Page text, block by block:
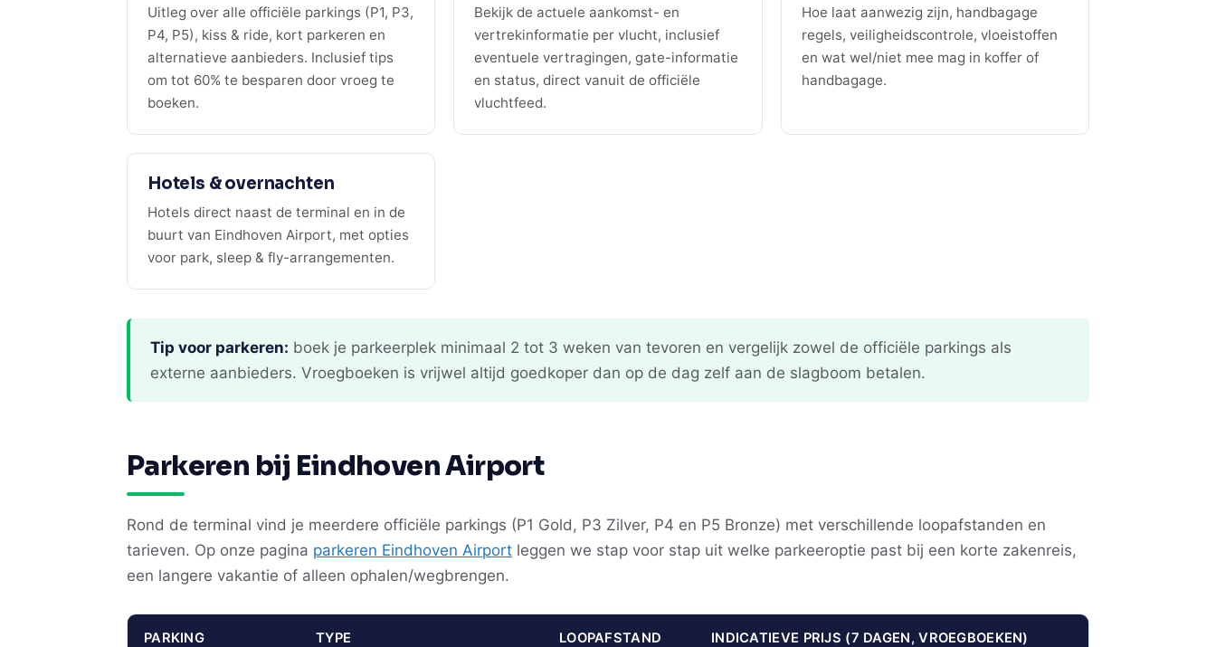
Uitleg over alle officiële parkings (P1, P3,
P4, P5), kiss & ride, kort parkeren en
alternatieve aanbieders. Inclusief tips
om tot 60% te besparen door vroeg te
boeken.
Bekijk de actuele aankomst- en
vertrekinformatie per vlucht, inclusief
eventuele vertragingen, gate-informatie
en status, direct vanuit de officiële
vluchtfeed.
Hoe laat aanwezig zijn, handbagage
regels, veiligheidscontrole, vloeistoffen
en wat wel/niet mee mag in koffer of
handbagage.
Hotels & overnachten
Hotels direct naast de terminal en in de
buurt van Eindhoven Airport, met opties
voor park, sleep & fly-arrangementen.
Tip voor parkeren: boek je parkeerplek minimaal 2 tot 3 weken van tevoren en vergelijk zowel de officiële parkings als
externe aanbieders. Vroegboeken is vrijwel altijd goedkoper dan op de dag zelf aan de slagboom betalen.
Parkeren bij Eindhoven Airport
Rond de terminal vind je meerdere officiële parkings (P1 Gold, P3 Zilver, P4 en P5 Bronze) met verschillende loopafstanden en
tarieven. Op onze pagina parkeren Eindhoven Airport leggen we stap voor stap uit welke parkeeroptie past bij een korte zakenreis,
een langere vakantie of alleen ophalen/wegbrengen.
PARKING TYPE LOOPAFSTAND INDICATIEVE PRIJS (7 DAGEN, VROEGBOEKEN)